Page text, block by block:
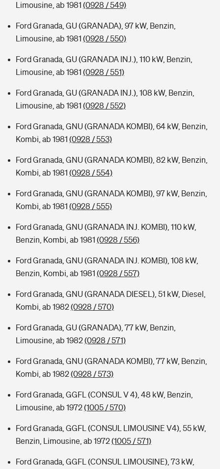
Limousine, ab 1981 (0928 / 549)
Ford Granada, GU (GRANADA), 97 kW, Benzin,
Limousine, ab 1981 (0928 / 550)
Ford Granada, GU (GRANADA INJ.), 110 kW, Benzin,
Limousine, ab 1981 (0928 / 551)
Ford Granada, GU (GRANADA INJ.), 108 kW, Benzin,
Limousine, ab 1981 (0928 / 552)
Ford Granada, GNU (GRANADA KOMBI), 64 kW, Benzin,
Kombi, ab 1981 (0928 / 553)
Ford Granada, GNU (GRANADA KOMBI), 82 kW, Benzin,
Kombi, ab 1981 (0928 / 554)
Ford Granada, GNU (GRANADA KOMBI), 97 kW, Benzin,
Kombi, ab 1981 (0928 / 555)
Ford Granada, GNU (GRANADA INJ. KOMBI), 110 kW,
Benzin, Kombi, ab 1981 (0928 / 556)
Ford Granada, GNU (GRANADA INJ. KOMBI), 108 kW,
Benzin, Kombi, ab 1981 (0928 / 557)
Ford Granada, GNU (GRANADA DIESEL), 51 kW, Diesel,
Kombi, ab 1982(0928 / 570)
Ford Granada, GU (GRANADA), 77 kW, Benzin,
Limousine, ab 1982(0928 / 571)
Ford Granada, GNU (GRANADA KOMBI), 77 kW, Benzin,
Kombi, ab 1982(0928 / 573)
Ford Granada, GGFL (CONSUL V 4), 48 kW, Benzin,
Limousine, ab 1972(1005 / 570)
Ford Granada, GGFL (CONSUL LIMOUSINE V4), 55 kW,
Benzin, Limousine, ab 1972(1005 / 571)
Ford Granada, GGFL (CONSUL LIMOUSINE), 73 kW,